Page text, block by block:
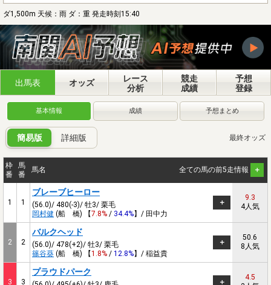
ダ1,500m 天候：雨 ダ：重 発走時刻15:40
出馬表 オッズ
レース
分析
競走
成績
予想
登録
基本情報 成績 予想まとめ
簡易版 詳細版 最終オッズ
枠
番
馬
番
馬名 全ての馬の前5走情報
1 1
ブレーブヒーロー
(56.0)/ 480(-3)/ 牡3/ 栗毛
岡村健 (船 橋) 【7.8% / 34.4%】/ 田中力
9.3
4人気
2 2
バルクヘッド
(56.0)/ 478(+2)/ 牡3/ 栗毛
篠谷葵 (船 橋) 【1.8% / 12.8%】/ 稲益貴
50.6
8人気
3 3
プラウドパーク
4.5